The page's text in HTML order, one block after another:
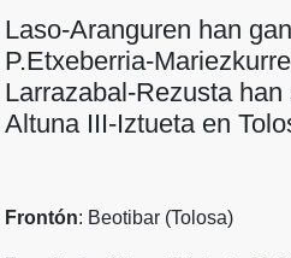
Laso-Aranguren han
P.Etxeberria-
Larrazabal-Rezusta
Altuna III-Iztueta en
Frontón: Beotibar (Tolosa)